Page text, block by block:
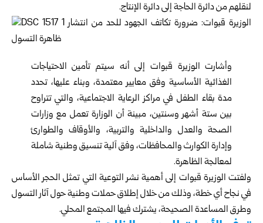
لنقلهم من دائرة الحاجة إلى دائرة الإنتاج.
وأشارت الوزيرة قبوات إلى أنه سيتم تأمين الاحتياجات
الغذائية الأساسية وفق معايير معتمدة، وبناء عليها، تحدد
مدة بقاء الطفل في مراكز الرعاية الاجتماعية، والتي تتراوح
بين ستة أشهر وسنتين، مبينة أن الوزارة تعمل مع وزارات
الصحة والعدل والداخلية والتربية، والأوقاف والطوارئ
وإدارة الكوارث والمحافظات، وفق آلية تنسيق وطنية شاملة
لمعالجة الظاهرة.
ولفتت الوزيرة قبوات إلى أهمية نشر التوعية التي تمثل الحجر الأساس
في نجاح أي خطة، وذلك من خلال إطلاق حملات وطنية حول آثار التسول
وطرق المساعدة الصحيحة، يشترك فيها المجتمع المحلي.